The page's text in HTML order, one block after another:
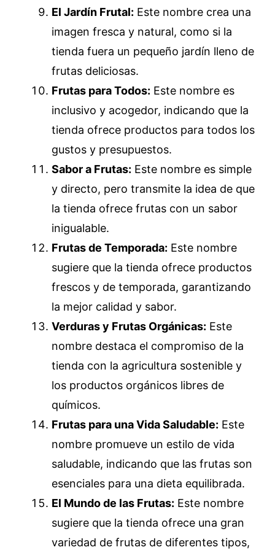
El Jardín Frutal: Este nombre crea una
imagen fresca y natural, como si la
tienda fuera un pequeño jardín lleno de
frutas deliciosas.
Frutas para Todos: Este nombre es
inclusivo y acogedor, indicando que la
tienda ofrece productos para todos los
gustos y presupuestos.
Sabor a Frutas: Este nombre es simple
y directo, pero transmite la idea de que
la tienda ofrece frutas con un sabor
inigualable.
Frutas de Temporada: Este nombre
sugiere que la tienda ofrece productos
frescos y de temporada, garantizando
la mejor calidad y sabor.
Verduras y Frutas Orgánicas: Este
nombre destaca el compromiso de la
tienda con la agricultura sostenible y
los productos orgánicos libres de
químicos.
Frutas para una Vida Saludable: Este
nombre promueve un estilo de vida
saludable, indicando que las frutas son
esenciales para una dieta equilibrada.
El Mundo de las Frutas: Este nombre
sugiere que la tienda ofrece una gran
variedad de frutas de diferentes tipos,